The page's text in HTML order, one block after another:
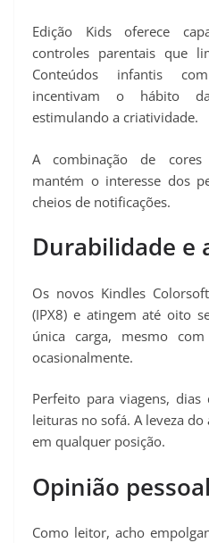
Edição Kids oferece
controles parentais que
Conteúdos infantis
incentivam o hábito
estimulando a criatividade.
A combinação de
mantém o interesse dos
cheios de notificações.
Durabilidade e
Os novos Kindles
(IPX8) e atingem até oito
única carga, mesmo
ocasionalmente.
Perfeito para viagens,
leituras no sofá. A leveza
em qualquer posição.
Opinião pessoal
Como leitor, acho